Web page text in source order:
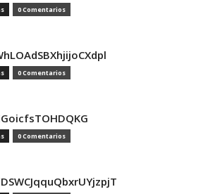
0 Comentarios
0 Comentarios
0 Comentarios